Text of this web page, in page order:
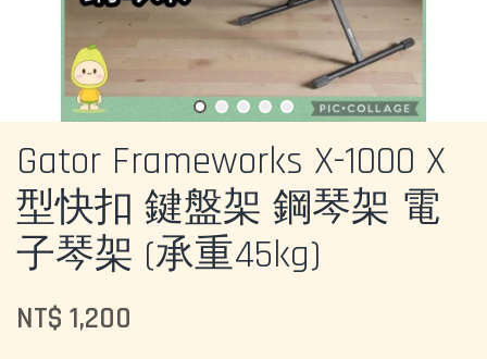
Gator Frameworks X-1000 X
型快扣 鍵盤架 鋼琴架 電
子琴架 (承重45kg)
NT$ 1,200